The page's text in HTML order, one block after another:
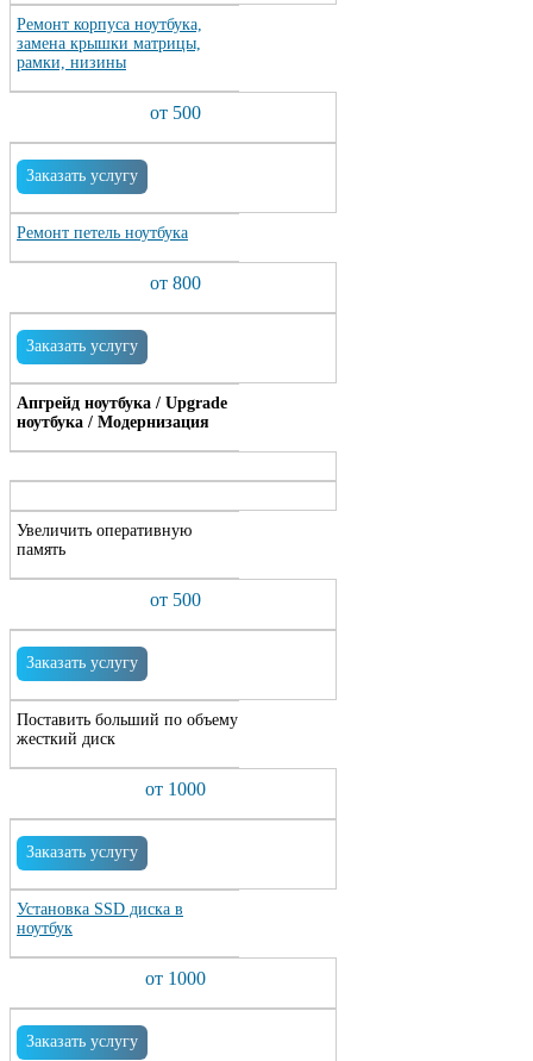
Ремонт корпуса ноутбука,
замена крышки матрицы,
рамки, низины
от 500
Заказать услугу
Ремонт петель ноутбука
от 800
Заказать услугу
Апгрейд ноутбука / Upgrade
ноутбука / Модернизация
Увеличить оперативную
память
от 500
Заказать услугу
Поставить больший по объему
жесткий диск
от 1000
Заказать услугу
Установка SSD диска в
ноутбук
от 1000
Заказать услугу